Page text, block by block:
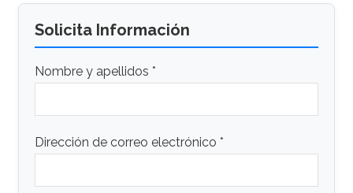
Solicita Información
Nombre y apellidos *
Dirección de correo electrónico *